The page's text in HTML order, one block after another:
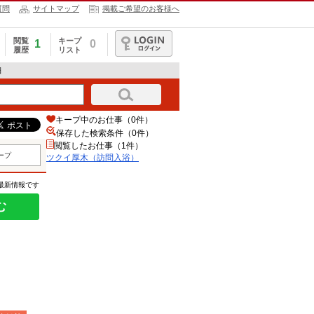
問 サイトマップ 掲載ご希望のお客様へ
閲覧
履歴
1
キープ
リスト
0
ログイン
プ
新情報です
キープ中のお仕事（0件）
保存した検索条件（0件）
閲覧したお仕事（1件）
ツクイ厚木（訪問入浴）